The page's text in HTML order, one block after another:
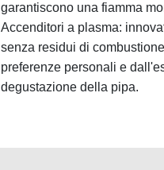
garantiscono una fiamma
Accenditori a plasma:
senza residui di
preferenze personali e
degustazione della pipa.